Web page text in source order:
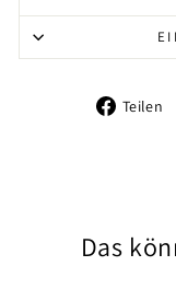
Teilen
Das